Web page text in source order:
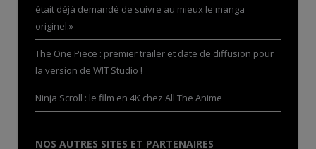
était déjà demandé de suivre au mieux le manga
originel.»
The One Piece : premier trailer et date de diffusion pour
la version de WIT Studio !
Ninja Scroll : le film en 4K chez All The Anime
NOS AUTRES SITES ET PARTENAIRES